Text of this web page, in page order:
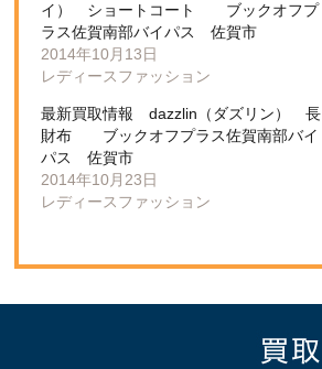
イ） ショートコート ブックオフプ
ラス佐賀南部バイパス 佐賀市
2014年10月13日
レディースファッション
最新買取情報 dazzlin（ダズリン） 長
財布 ブックオフプラス佐賀南部バイ
パス 佐賀市
2014年10月23日
レディースファッション